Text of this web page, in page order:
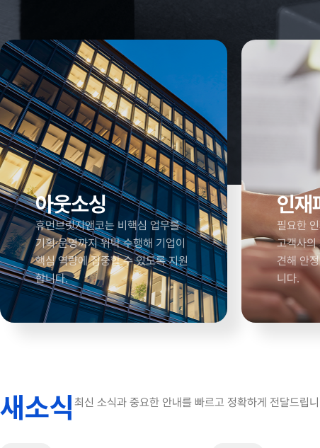
아웃소싱
휴먼브릿지앤코는 비핵심 업무를
기획·운영까지 위탁 수행해 기업이
핵심 역량에 집중할 수 있도록 지원
합니다.
인재
필요한
고객사의
견해 안
니다.
새소식 최신 소식과 중요한 안내를 빠르고 정확하게 전달드립